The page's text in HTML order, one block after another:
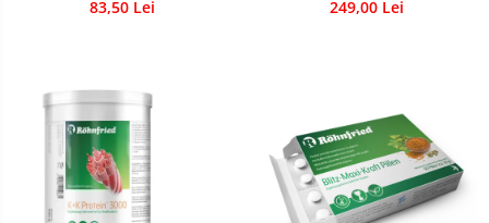
83,50 Lei 249,00 Lei